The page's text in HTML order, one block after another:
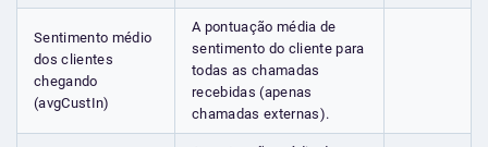
Sentimento médio
dos clientes
chegando
(avgCustIn)
A pontuação média de
sentimento do cliente para
todas as chamadas
recebidas (apenas
chamadas externas).